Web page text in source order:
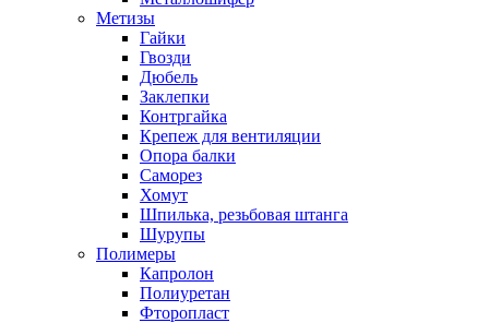
Метизы
Гайки
Гвозди
Дюбель
Заклепки
Контргайка
Крепеж для вентиляции
Опора балки
Саморез
Хомут
Шпилька, резьбовая штанга
Шурупы
Полимеры
Капролон
Полиуретан
Фторопласт